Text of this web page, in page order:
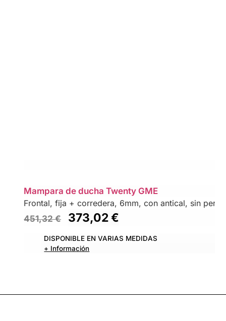
Mampara de ducha Twenty GME
Frontal, fija + corredera, 6mm, con antical, sin
451,32€ 373,02€
DISPONIBLE EN VARIAS MEDIDAS
+ Información